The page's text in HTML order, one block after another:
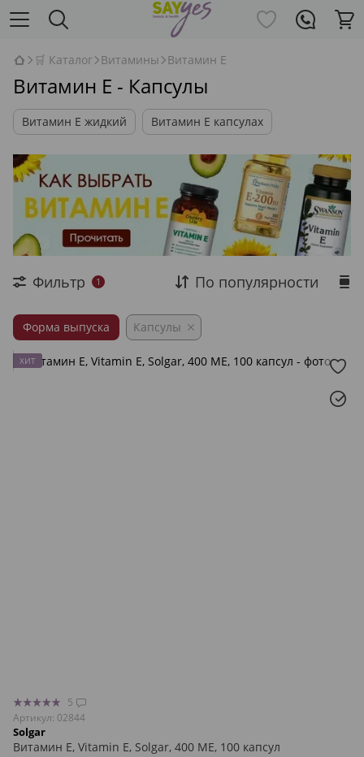
🛒 Каталог Витамины Витамин Е
Витамин Е - Капсулы
Витамин Е жидкий Витамин Е капсулах
Фильтр 1 По популярности
Форма выпуска Капсулы
ХИТ
5
Артикул: 02844
Solgar
Витамин Е, Vitamin E, Solgar, 400 МЕ, 100 капсул